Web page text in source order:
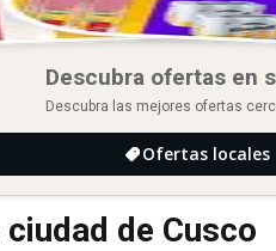
Descubra ofertas en
Descubra las mejores ofertas
Ofertas locales
de Cusco